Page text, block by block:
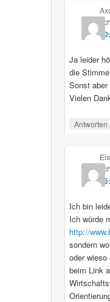
Ja leider
die
Sonst aber
Vielen
Antworten
Ich bin
Ich würde
http://
sondern
oder
beim Link